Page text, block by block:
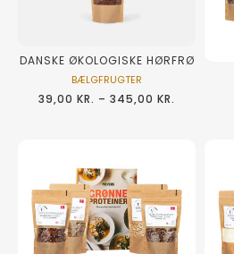
DANSKE ØKOLOGISKE HØRFRØ
BÆLGFRUGTER
39,00 KR. – 345,00 KR.